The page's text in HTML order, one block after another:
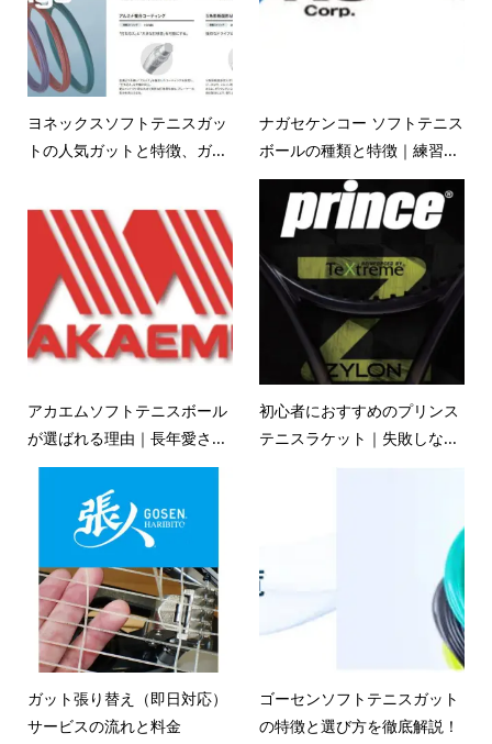
ヨネックスソフトテニスガッ
トの人気ガットと特徴、ガ...
ナガセケンコー ソフトテニス
ボールの種類と特徴｜練習...
アカエムソフトテニスボール
が選ばれる理由｜長年愛さ...
初心者におすすめのプリンス
テニスラケット｜失敗しな...
ガット張り替え（即日対応）
サービスの流れと料金
ゴーセンソフトテニスガット
の特徴と選び方を徹底解説！